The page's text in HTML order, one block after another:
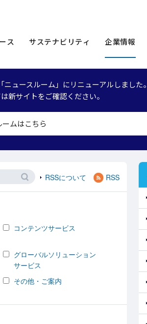
ス サステナビリティ 企業情報
ュースルーム」にリニューアルしました。
新サイトをご確認ください。
ームはこちら
RSSについて RSS
コンテンツサービス
グローバルソリューション
サービス
その他・ご案内